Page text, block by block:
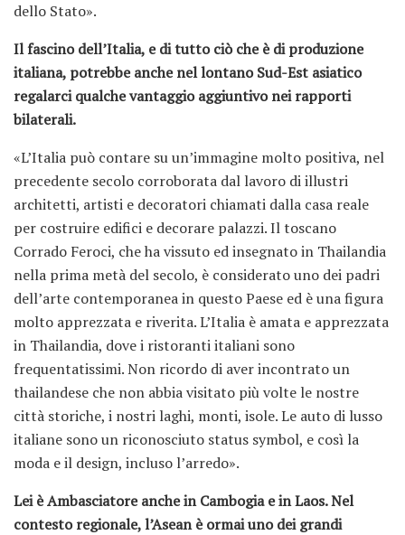
dello Stato».
Il fascino dell’Italia, e di tutto ciò che è di produzione
italiana, potrebbe anche nel lontano Sud-Est asiatico
regalarci qualche vantaggio aggiuntivo nei rapporti
bilaterali.
«L’Italia può contare su un’immagine molto positiva, nel
precedente secolo corroborata dal lavoro di illustri
architetti, artisti e decoratori chiamati dalla casa reale
per costruire edifici e decorare palazzi. Il toscano
Corrado Feroci, che ha vissuto ed insegnato in Thailandia
nella prima metà del secolo, è considerato uno dei padri
dell’arte contemporanea in questo Paese ed è una figura
molto apprezzata e riverita. L’Italia è amata e apprezzata
in Thailandia, dove i ristoranti italiani sono
frequentatissimi. Non ricordo di aver incontrato un
thailandese che non abbia visitato più volte le nostre
città storiche, i nostri laghi, monti, isole. Le auto di lusso
italiane sono un riconosciuto status symbol, e così la
moda e il design, incluso l’arredo».
Lei è Ambasciatore anche in Cambogia e in Laos. Nel
contesto regionale, l’Asean è ormai uno dei grandi